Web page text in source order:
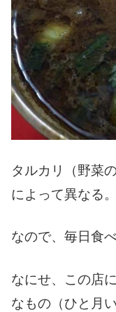
タルカリ（野菜
によって異なる。
なので、毎日食
なにせ、この店
なもの（ひと月